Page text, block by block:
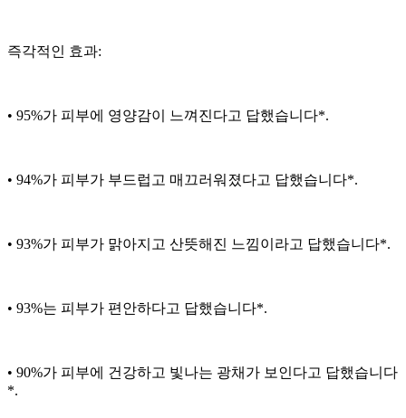
즉각적인 효과:
• 95%가 피부에 영양감이 느껴진다고 답했습니다*.
• 94%가 피부가 부드럽고 매끄러워졌다고 답했습니다*.
• 93%가 피부가 맑아지고 산뜻해진 느낌이라고 답했습니다*.
• 93%는 피부가 편안하다고 답했습니다*.
• 90%가 피부에 건강하고 빛나는 광채가 보인다고 답했습니다
*.